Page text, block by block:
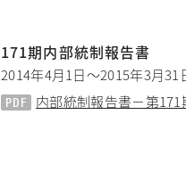
171期内部統制報告書
2014年4月1日～2015年3月31
内部統制報告書－第